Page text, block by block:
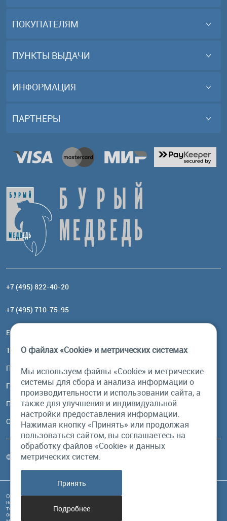
ПОКУПАТЕЛЯМ
ПУНКТЫ ВЫДАЧИ
ИНФОРМАЦИЯ
ПАРТНЕРЫ
+7 (495) 822-40-20
+7 (495) 710-75-95
Email:
117485, Москва, ул. Профсоюзная, 84/32, корп 1
Посмотреть на карте
График работы
Пн-Пт: с 10:00 до 18:00
Сб, Вс: выходной
© Бурый Медведь MMXXVI. Все права защищены.
Обращаем Ваше внимание на то, что данный интернет-сайт и его содержимое
носит исключительно информационный характер и ни при каких условиях
техническая информация, размещенная на сайте, не являются публичной
офертой, определяемой положениями Статьи 437 Гражданского кодекса РФ, и
О файлах «Cookie» и метрических системах
Мы используем файлы «Cookie» и метрические
системы для сбора и анализа информации о
производительности и использовании сайта, а
также для улучшения и индивидуальной
настройки предоставления информации.
Нажимая кнопку «Принять» или продолжая
пользоваться сайтом, вы соглашаетесь на
обработку файлов «Cookie» и данных
метрических систем.
Принять
Подробнее